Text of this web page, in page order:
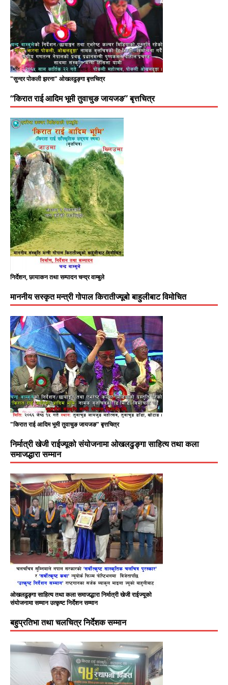
"सुन्दर पोकली झरना" ओखलढुङ्गा बृत्तचित्र
“किरात राई आदिम भूमी तुवाचुङ जायजङ” बृत्तचित्र
निर्देशन, छायाकन तथा सम्पादन चन्द्र वाम्बुले
माननीय सस्कृत मन्त्री गोपाल किरातीज्यूबो बाहुलीबाट विमोचित
"किरात राई आदिम भूमी तुवाचुङ जायजङ" बृत्तचित्र
निर्मात्री खेजी राईज्यूको संयोजनामा ओखलढुङ्गा साहित्य तथा कला
समाजद्धारा सम्मान
ओखलढुङ्गा साहित्य तथा कला समाजद्धारा निर्मात्री खेजी राईज्यूको
संयोजनामा सम्मान उत्कृष्ट निर्देशन सम्मान
बहुप्रतिभा तथा चलचित्र निर्देशक सम्मान